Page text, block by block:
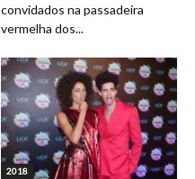
convidados na passadeira
vermelha dos...
2018